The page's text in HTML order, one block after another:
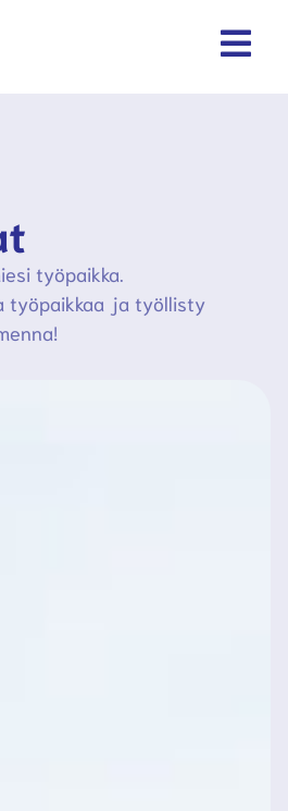
työpaikka.
työpaikkaa ja työllisty